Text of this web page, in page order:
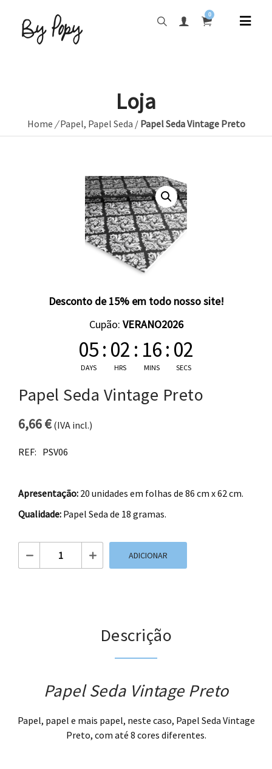
0
Loja
Home /Papel, Papel Seda / Papel Seda Vintage Preto
Desconto de 15% em todo nosso site!
Cupão: VERANO2026
05
DAYS
: 02
HRS
: 16
MINS
: 02
SECS
Papel Seda Vintage Preto
6,66€(IVA incl.)
REF: PSV06
Apresentação: 20 unidades em folhas de 86 cm x 62 cm.
Qualidade: Papel Seda de 18 gramas.
Quantidade de Papel Seda Vintage Preto
ADICIONAR
Descrição
Papel Seda Vintage Preto
Papel, papel e mais papel, neste caso, Papel Seda Vintage
Preto, com até 8 cores diferentes.